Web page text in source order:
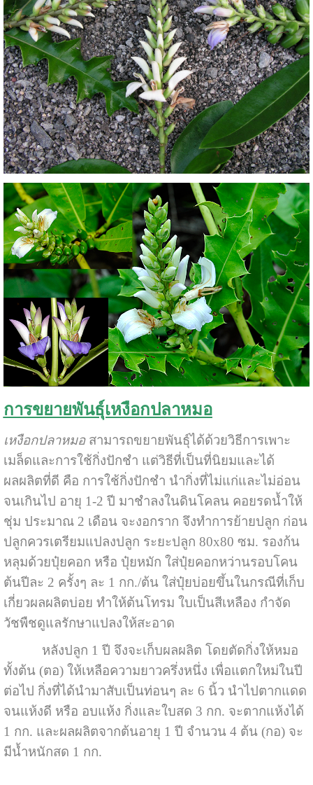
การขยายพันธุ์เหงือกปลาหมอ
เหงือกปลาหมอ สามารถขยายพันธุ์ได้ด้วยวิธีการเพาะ
เมล็ดและการใช้กิ่งปักชำ แต่วิธีที่เป็นที่นิยมและได้
ผลผลิตที่ดี คือ การใช้กิ่งปักชำ นำกิ่งที่ไม่แก่และไม่อ่อน
จนเกินไป อายุ 1-2 ปี มาชำลงในดินโคลน คอยรดน้ำให้
ชุ่ม ประมาณ 2 เดือน จะงอกราก จึงทำการย้ายปลูก ก่อน
ปลูกควรเตรียมแปลงปลูก ระยะปลูก 80x80 ซม. รองก้น
หลุมด้วยปุ๋ยคอก หรือ ปุ๋ยหมัก ใส่ปุ๋ยคอกหว่านรอบโคน
ต้นปีละ 2 ครั้งๆ ละ 1 กก./ต้น ใส่ปุ๋ยบ่อยขึ้นในกรณีที่เก็บ
เกี่ยวผลผลิตบ่อย ทำให้ต้นโทรม ใบเป็นสีเหลือง กำจัด
วัชพืชดูแลรักษาแปลงให้สะอาด
หลังปลูก 1 ปี จึงจะเก็บผลผลิต โดยตัดกิ่งให้หมอ
ทั้งต้น (ตอ) ให้เหลือความยาวครึ่งหนึ่ง เพื่อแตกใหม่ในปี
ต่อไป กิ่งที่ได้นำมาสับเป็นท่อนๆ ละ 6 นิ้ว นำไปตากแดด
จนแห้งดี หรือ อบแห้ง กิ่งและใบสด 3 กก. จะตากแห้งได้
1 กก. และผลผลิตจากต้นอายุ 1 ปี จำนวน 4 ต้น (กอ) จะ
มีน้ำหนักสด 1 กก.